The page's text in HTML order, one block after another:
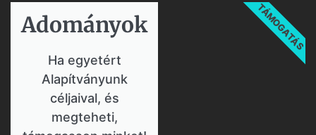
Adományok​
Ha egyetért
Alapítványunk
céljaival, és
megteheti,
TÁMOGATÁS